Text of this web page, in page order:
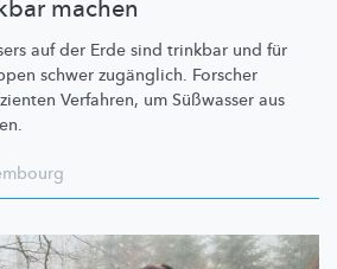
machen
auf der Erde sind trinkbar und für
schwer zugänglich. Forscher
Verfahren, um Süßwasser aus